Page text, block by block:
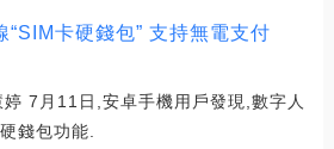
卡硬錢包” 支持無電支付
7月11日,安卓手機用戶發現,數字人
錢包功能.